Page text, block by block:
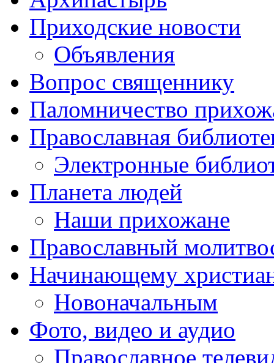
Приходские новости
Объявления
Вопрос священнику
Паломничество
Православная
Электронные
Планета людей
Наши прихожане
Православный
Начинающему
Новоначальным
Фото, видео и аудио
Православное